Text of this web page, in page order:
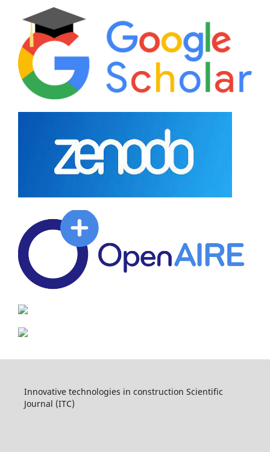
Innovative technologies in construction Scientific
Journal (ITC)